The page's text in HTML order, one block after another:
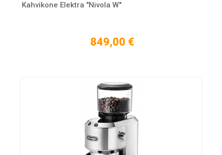
Kahvikone Elektra "Nivola W"
849,00 €